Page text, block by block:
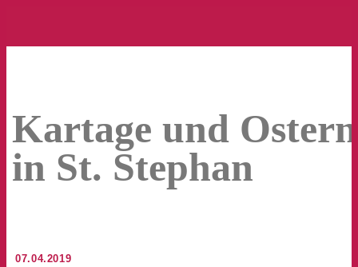
Kartage und Ostern
in St. Stephan
07.04.2019